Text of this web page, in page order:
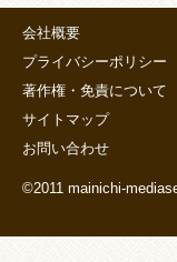
会社概要
プライバシーポリシー
著作権・免責について
サイトマップ
お問い合わせ
©2011 mainichi-